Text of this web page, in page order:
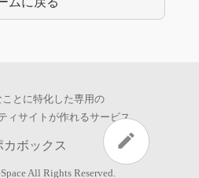
edit
とに特化した専用の
ィサイトが作れるサービス
カボックス
All Rights Reserved.